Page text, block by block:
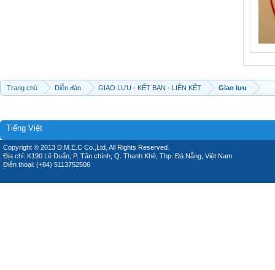
Trang chủ Diễn đàn GIAO LƯU - KẾT BẠN - LIÊN KẾT Giao lưu
Tiếng Việt
Copyright © 2013 D.M.E.C Co.,Ltd, All Rights Reserved.
Địa chỉ: K190 Lê Duẩn, P. Tân chính, Q. Thanh Khê, Thp. Đà Nẵng, Việt Nam.
Điện thoại: (+84) 5113752506